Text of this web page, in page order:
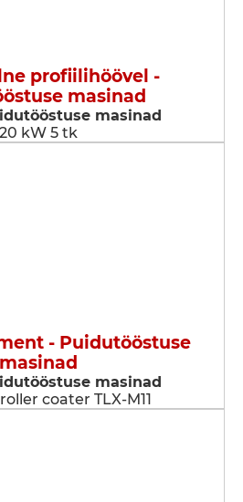
profiilihöövel -
masinad
masinad
20 kW 5 tk
- Puidutööstuse
masinad
masinad
coater TLX-M11